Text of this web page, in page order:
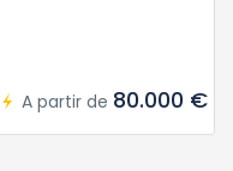
A partir de 80.000 €